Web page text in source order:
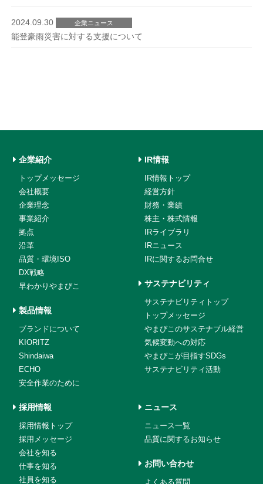
2024.09.30 企業ニュース
能登豪雨災害に対する支援について
企業紹介
トップメッセージ
会社概要
企業理念
事業紹介
拠点
沿革
品質・環境ISO
DX戦略
早わかりやまびこ
製品情報
ブランドについて
KIORITZ
Shindaiwa
ECHO
安全作業のために
IR情報
IR情報トップ
経営方針
財務・業績
株主・株式情報
IRライブラリ
IRニュース
IRに関するお問合せ
サステナビリティ
サステナビリティトップ
トップメッセージ
やまびこのサステナブル経営
気候変動への対応
やまびこが目指すSDGs
サステナビリティ活動
採用情報
採用情報トップ
採用メッセージ
会社を知る
仕事を知る
社員を知る
ニュース
ニュース一覧
品質に関するお知らせ
お問い合わせ
よくある質問